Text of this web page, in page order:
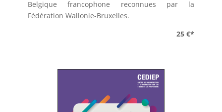
Belgique francophone reconnues par la
Fédération Wallonie-Bruxelles.
25 €*